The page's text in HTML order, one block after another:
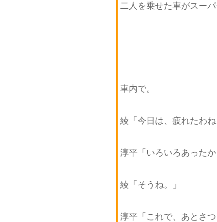
二人を乗せた車がスー
車内で。
綾「今日は、疲れたわ
淳平「いろいろあった
綾「そうね。」
淳平「これで、あとさ